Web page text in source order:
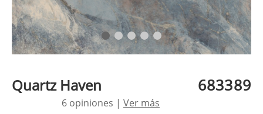
Quartz Haven 683389
6 opiniones | Ver más